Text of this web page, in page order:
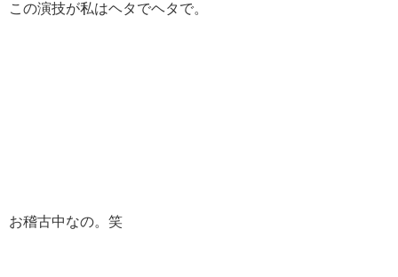
この演技が私はヘタでヘタで。
お稽古中なの。笑